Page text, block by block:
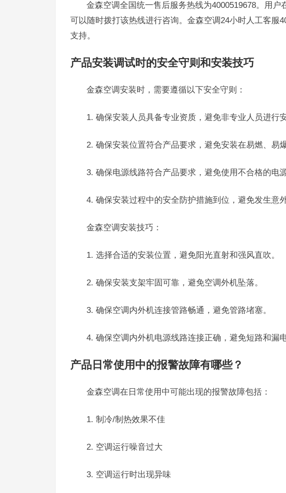
金森空调全国统一售后服务热线为4000519678。用
可以随时拨打该热线进行咨询。金森空调24小时人工客服
支持。
产品安装调试时的安全守则和安装技巧
金森空调安装时，需要遵循以下安全守则：
1. 确保安装人员具备专业资质，避免非专业人员进行安
2. 确保安装位置符合产品要求，避免安装在易燃、易
3. 确保电源线路符合产品要求，避免使用不合格的电源
4. 确保安装过程中的安全防护措施到位，避免发生意外
金森空调安装技巧：
1. 选择合适的安装位置，避免阳光直射和强风直吹。
2. 确保安装支架牢固可靠，避免空调外机坠落。
3. 确保空调内外机连接管路畅通，避免管路堵塞。
4. 确保空调内外机电源线路连接正确，避免短路和漏电
产品日常使用中的报警故障有哪些？
金森空调在日常使用中可能出现的报警故障包括：
1. 制冷/制热效果不佳
2. 空调运行噪音过大
3. 空调运行时出现异味